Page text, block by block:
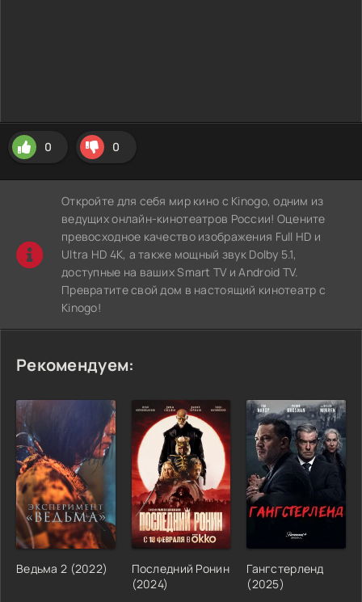
0 0
Откройте для себя мир кино с Kinogo, одним из
ведущих онлайн-кинотеатров России! Оцените
превосходное качество изображения Full HD и
Ultra HD 4K, а также мощный звук Dolby 5.1,
доступные на ваших Smart TV и Android TV.
Превратите свой дом в настоящий кинотеатр с
Kinogo!
Рекомендуем:
Ведьма 2 (2022)
Последний Ронин
(2024)
Гангстерленд
(2025)